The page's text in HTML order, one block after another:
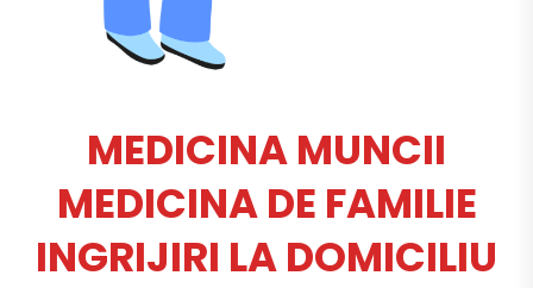
MEDICINA MUNCII
MEDICINA DE FAMILIE
INGRIJIRI LA DOMICILIU